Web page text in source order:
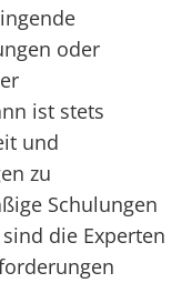
oder
ist stets
und
zu
Schulungen
die Experten